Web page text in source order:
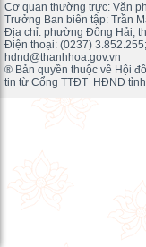
Cơ quan thường trực: Văn
Trưởng Ban biên tập: Trần
Địa chỉ: phường Đông Hải,
Điện thoại: (0237)
hdnd@thanhhoa.gov.vn
® Bản quyền thuộc về Hội
tin từ Cổng TTĐT HĐND